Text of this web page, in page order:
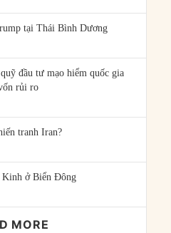
tại Thái Bình Dương
đầu tư mạo hiểm quốc gia
rủi ro
tranh Iran?
Kinh ở Biển Đông
MORE